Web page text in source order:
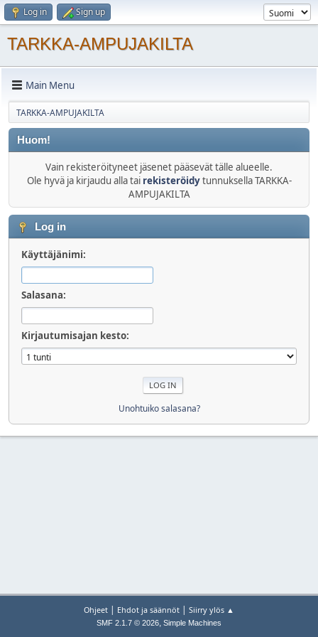
Log in Sign up
TARKKA-AMPUJAKILTA
Main Menu
TARKKA-AMPUJAKILTA
Huom!
Vain rekisteröityneet jäsenet pääsevät tälle alueelle.
Ole hyvä ja kirjaudu alla tai rekisteröidytunnuksella TARKKA-
AMPUJAKILTA
Log in
Käyttäjänimi:
Salasana:
Kirjautumisajan kesto:
Unohtuiko salasana?
Ohjeet | Ehdot ja säännöt | Siirry ylös ▲
SMF 2.1.7 © 2026, Simple Machines